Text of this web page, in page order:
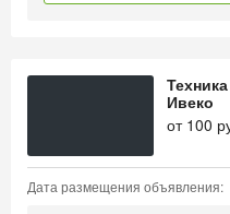
Ивеко
от 100
Дата размещения объявления: